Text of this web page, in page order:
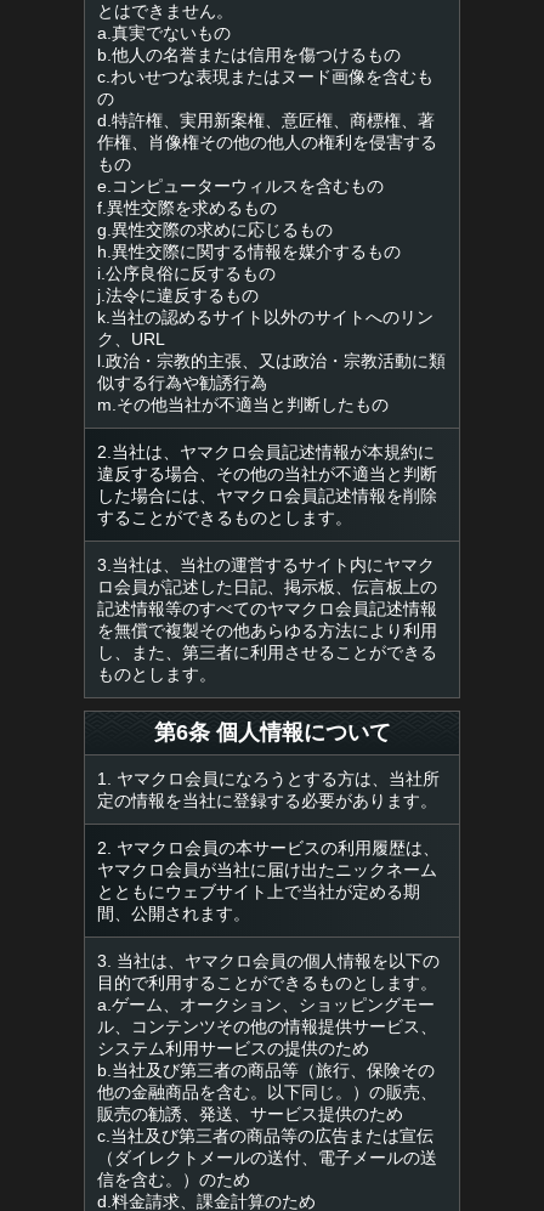
とはできません。
a.真実でないもの
b.他人の名誉または信用を傷つけるもの
c.わいせつな表現またはヌード画像を含むも
の
d.特許権、実用新案権、意匠権、商標権、著
作権、肖像権その他の他人の権利を侵害する
もの
e.コンピューターウィルスを含むもの
f.異性交際を求めるもの
g.異性交際の求めに応じるもの
h.異性交際に関する情報を媒介するもの
i.公序良俗に反するもの
j.法令に違反するもの
k.当社の認めるサイト以外のサイトへのリン
ク、URL
l.政治・宗教的主張、又は政治・宗教活動に類
似する行為や勧誘行為
m.その他当社が不適当と判断したもの
2.当社は、ヤマクロ会員記述情報が本規約に
違反する場合、その他の当社が不適当と判断
した場合には、ヤマクロ会員記述情報を削除
することができるものとします。
3.当社は、当社の運営するサイト内にヤマク
ロ会員が記述した日記、掲示板、伝言板上の
記述情報等のすべてのヤマクロ会員記述情報
を無償で複製その他あらゆる方法により利用
し、また、第三者に利用させることができる
ものとします。
第6条 個人情報について
1. ヤマクロ会員になろうとする方は、当社所
定の情報を当社に登録する必要があります。
2. ヤマクロ会員の本サービスの利用履歴は、
ヤマクロ会員が当社に届け出たニックネーム
とともにウェブサイト上で当社が定める期
間、公開されます。
3. 当社は、ヤマクロ会員の個人情報を以下の
目的で利用することができるものとします。
a.ゲーム、オークション、ショッピングモー
ル、コンテンツその他の情報提供サービス、
システム利用サービスの提供のため
b.当社及び第三者の商品等（旅行、保険その
他の金融商品を含む。以下同じ。）の販売、
販売の勧誘、発送、サービス提供のため
c.当社及び第三者の商品等の広告または宣伝
（ダイレクトメールの送付、電子メールの送
信を含む。）のため
d.料金請求、課金計算のため